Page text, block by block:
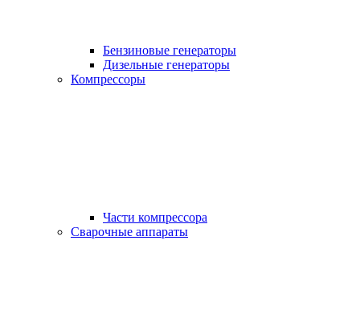
Бензиновые генераторы
Дизельные генераторы
Компрессоры
Части компрессора
Сварочные аппараты